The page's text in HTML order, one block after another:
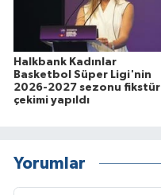
Halkbank Kadınlar
Basketbol Süper Ligi'nin
2026-2027 sezonu fikstür
çekimi yapıldı
Yorumlar